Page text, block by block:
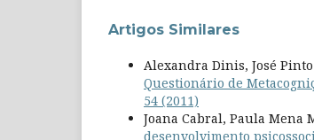
Artigos Similares
Alexandra Dinis, José
Questionário de
54 (2011)
Joana Cabral, Paula Mena
desenvolvimento